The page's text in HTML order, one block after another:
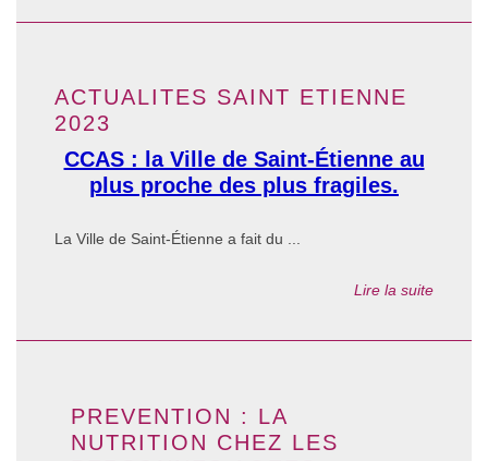
ACTUALITES SAINT ETIENNE
2023
CCAS : la Ville de Saint-Étienne au
plus proche des plus fragiles.
La Ville de Saint-Étienne a fait du ...
Lire la suite
PREVENTION : LA
NUTRITION CHEZ LES